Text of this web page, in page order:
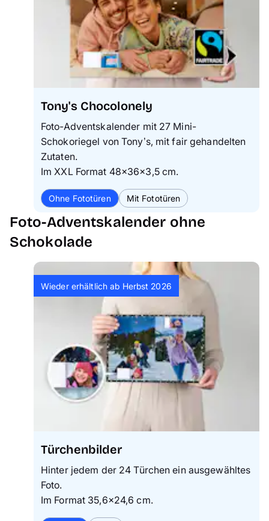
Tony's Chocolonely
Foto-Adventskalender mit 27 Mini-
Schokoriegel von Tony’s, mit fair gehandelten
Zutaten.
Im XXL Format 48×36×3,5 cm.
Ohne Fototüren Mit Fototüren
Foto-Adventskalender ohne
Schokolade
Wieder erhältlich ab Herbst 2026
Türchenbilder
Hinter jedem der 24 Türchen ein ausgewähltes
Foto.
Im Format 35,6×24,6 cm.